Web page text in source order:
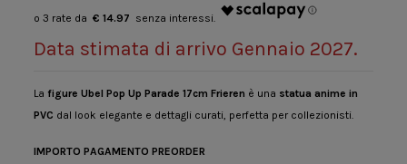
€ 14.97
Data stimata di arrivo Gennaio 2027.
La figure Ubel Pop Up Parade 17cm Frieren è una statua anime in
PVC dal look elegante e dettagli curati, perfetta per collezionisti.
IMPORTO PAGAMENTO PREORDER